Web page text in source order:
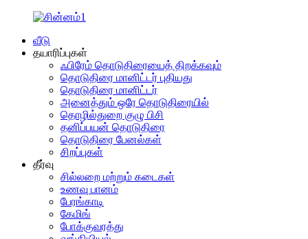
வீடு
தயாரிப்புகள்
ஃபிரேம் தொடுதிரையைத் திறக்கவும்
தொடுதிரை மானிட்டர் புதியது
தொடுதிரை மானிட்டர்
அனைத்தும் ஒரே தொடுதிரையில்
தொழில்துறை குழு பிசி
தனிப்பயன் தொடுதிரை
தொடுதிரை பேனல்கள்
சிறப்புகள்
தீர்வு
சில்லறை மற்றும் கடைகள்
உணவு பானம்
பேரங்காடி
கேமிங்
போக்குவரத்து